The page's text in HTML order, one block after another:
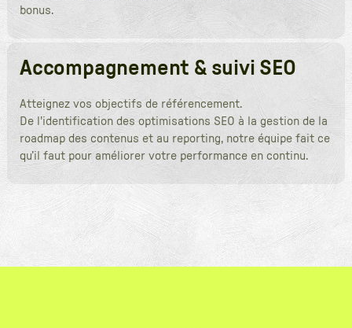
bonus.
Accompagnement & suivi SEO
Atteignez vos objectifs de référencement.
De l'identification des optimisations SEO à la gestion de la
roadmap des contenus et au reporting, notre équipe fait ce
qu’il faut pour améliorer votre performance en continu.